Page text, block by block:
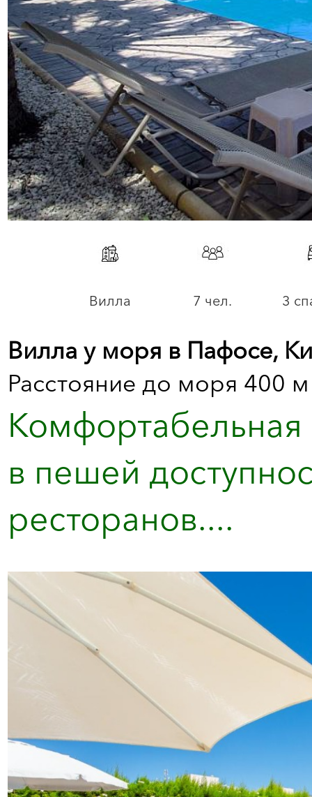
Вилла 7 чел. 3
Вилла у моря в Пафосе,
Расстояние до моря 400 м
в пешей
ресторанов....